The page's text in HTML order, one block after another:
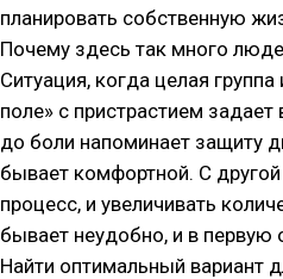
планировать собственную
Почему здесь так много
Ситуация, когда целая
поле» с пристрастием
до боли напоминает защиту
бывает комфортной. С
процесс, и увеличивать
бывает неудобно, и в первую
Найти оптимальный вариант